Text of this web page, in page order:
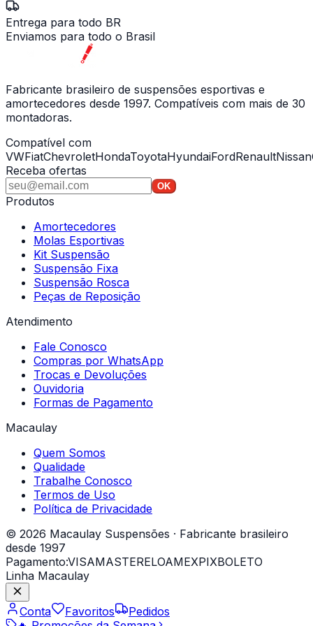
Entrega para todo BR
Enviamos para todo o Brasil
Fabricante brasileiro de suspensões esportivas e
amortecedores desde 1997. Compatíveis com mais de 30
montadoras.
Compatível com
VWFiatChevroletHondaToyotaHyundaiFordRenaultNissan
Receba ofertas
OK
Produtos
Amortecedores
Molas Esportivas
Kit Suspensão
Suspensão Fixa
Suspensão Rosca
Peças de Reposição
Atendimento
Fale Conosco
Compras por WhatsApp
Trocas e Devoluções
Ouvidoria
Formas de Pagamento
Macaulay
Quem Somos
Qualidade
Trabalhe Conosco
Termos de Uso
Política de Privacidade
© 2026 Macaulay Suspensões · Fabricante brasileiro
desde 1997
Pagamento:VISAMASTERELOAMEXPIXBOLETO
Linha Macaulay
Conta Favoritos
Pedidos